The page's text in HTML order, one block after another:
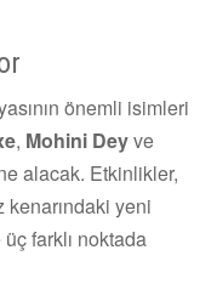
önemli isimleri
, Mohini Deyve
alacak. Etkinlikler,
kenarındaki yeni
farklı noktada